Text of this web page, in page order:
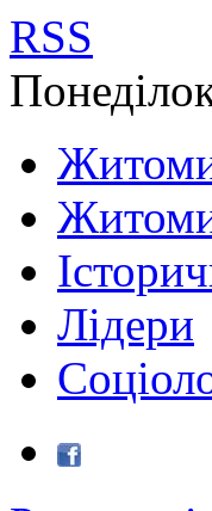
RSS
Лідери